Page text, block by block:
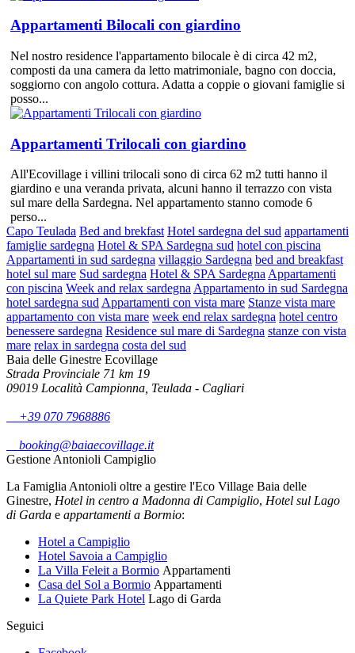
Appartamenti Bilocali con giardino
Nel nostro residence l'appartamento bilocale è di circa 42 m2,
composti da una camera da letto matrimoniale, bagno con doccia,
soggiorno con angolo cottura. Adatta a coppie o giovani famiglie si
posso...
Appartamenti Trilocali con giardino
All'Ecovillage i villini trilocali sono di circa 62 m2 tutti hanno il
giardino e una veranda privata, alcuni hanno il terrazzo con vista
sul mare della Sardegna. Nel appartamento stanno comode 6
perso...
Capo Teulada Bed and brekfast Hotel sardegna del sud appartamenti
famiglie sardegna Hotel & SPA Sardegna sud hotel con piscina
Appartamenti in sud sardegna villaggio Sardegna bed and breakfast
hotel sul mare Sud sardegna Hotel & SPA SardegnaAppartamenti
con piscina Week and relax sardegnaAppartamento in sud Sardegna
hotel sardegna sudAppartamenti con vista mare Stanze vista mare
appartamento con vista mare week end relax sardegna hotel centro
benessere sardegna Residence sul mare di Sardegna stanze con vista
mare relax in sardegna costa del sud
Baia delle Ginestre Ecovillage
Strada Provinciale 71 km 19
09019 Località Campionna, Teulada - Cagliari
+39 070 7968886
booking@baiaecovillage.it
Gestione Antonioli Campiglio
La Famiglia Antonioli oltre a gestire l'Eco Village Baia delle
Ginestre, Hotel in centro a Madonna di Campiglio, Hotel sul Lago
di Garda e appartamenti a Bormio:
Hotel a Campiglio
Hotel Savoia a Campiglio
La Villa Feleit a Bormio Appartamenti
Casa del Sol a Bormio Appartamenti
La Quiete Park Hotel Lago di Garda
Seguici